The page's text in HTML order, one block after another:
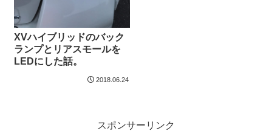
XVハイブリッドのバック
ランプとリアスモールを
LEDにした話。
2018.06.24
スポンサーリンク